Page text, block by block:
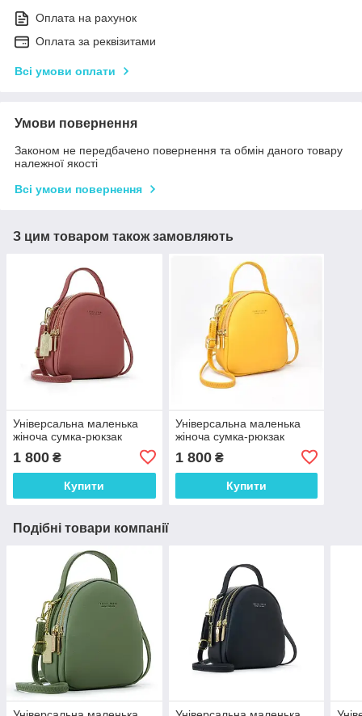
Оплата на рахунок
Оплата за реквізитами
Всі умови оплати
Умови повернення
Законом не передбачено повернення та обмін даного товару
належної якості
Всі умови повернення
З цим товаром також замовляють
Універсальна маленька
жіноча сумка-рюкзак
1 800 ₴
Купити
Універсальна маленька
жіноча сумка-рюкзак
1 800₴
Купити
Подібні товари компанії